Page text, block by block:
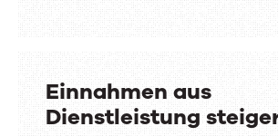
Einnahmen aus
Dienstleistung